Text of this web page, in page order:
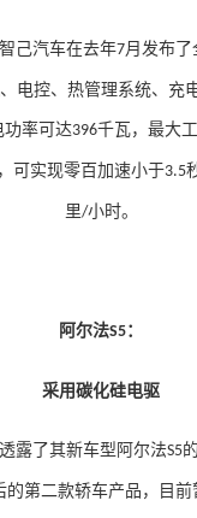
己汽车在去年7月发布了
电控、热管理系统、充
功率可达396千瓦，最大
，可实现零百加速小于3.5
里/小时。
阿尔法S5：
采用碳化硅电驱
露了其新车型阿尔法S5
的第二款轿车产品，目前